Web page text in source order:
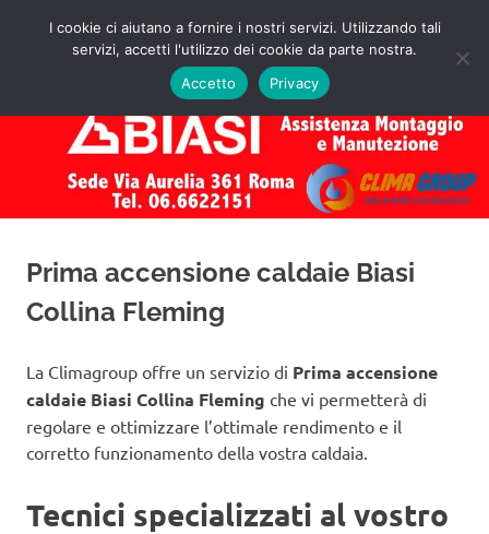
Assistenza
Caldaie
Biasi
Roma
Preventivo!
MENU
Prima accensione caldaie Biasi
Collina Fleming
La Climagroup offre un servizio di Prima accensione
caldaie Biasi Collina Fleming che vi permetterà di
regolare e ottimizzare l’ottimale rendimento e il
corretto funzionamento della vostra caldaia.
Tecnici specializzati al vostro
I cookie ci aiutano a fornire i nostri servizi. Utilizzando tali
servizi, accetti l'utilizzo dei cookie da parte nostra.
Accetto
Privacy